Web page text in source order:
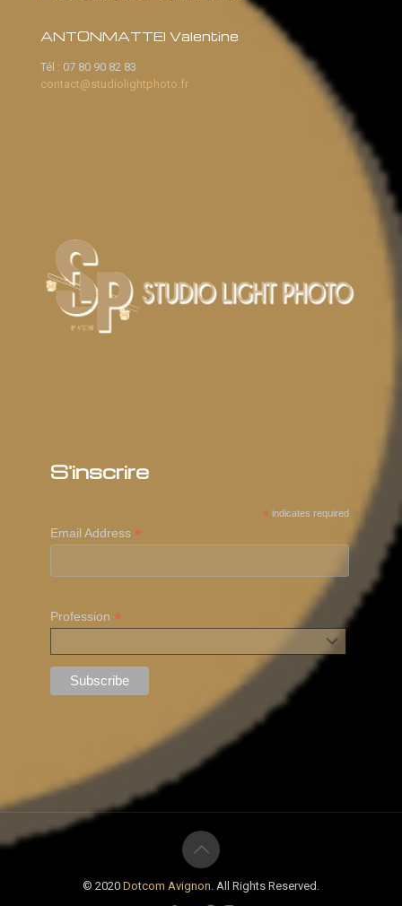
ANTONMATTEI Valentine
Tél : 07 80 90 82 83
contact@studiolightphoto.fr
S'inscrire
* indicates required
Email Address *
Profession *
© 2020 Dotcom Avignon . All Rights Reserved.